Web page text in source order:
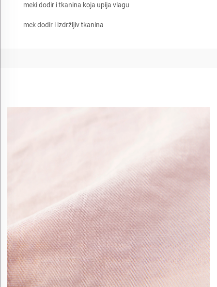
meki dodir i tkanina koja upija vlagu
mek dodir i izdržljiv tkanina